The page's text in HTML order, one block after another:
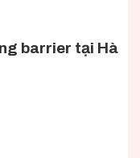
barrier tại Hà